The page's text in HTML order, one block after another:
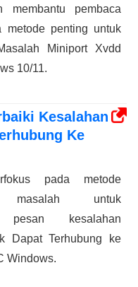
pembaca
metode penting untuk
Miniport Xvdd
10/11.
Kesalahan
Ke
pada metode
masalah untuk
pesan kesalahan
Dapat Terhubung ke
Windows.